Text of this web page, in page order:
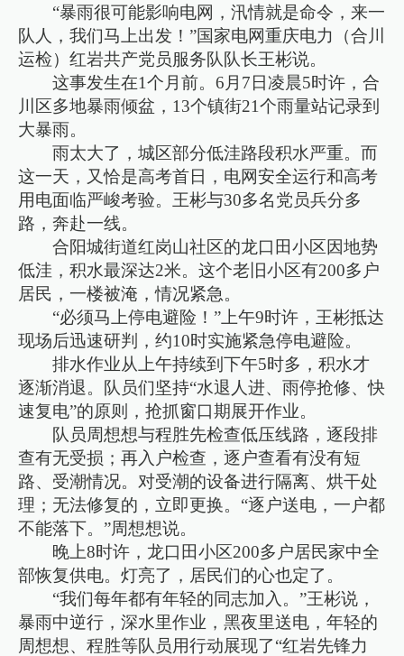
“暴雨很可能影响电网，汛情就是命令，来一
队人，我们马上出发！”国家电网重庆电力（合川
运检）红岩共产党员服务队队长王彬说。
这事发生在1个月前。6月7日凌晨5时许，合
川区多地暴雨倾盆，13个镇街21个雨量站记录到
大暴雨。
雨太大了，城区部分低洼路段积水严重。而
这一天，又恰是高考首日，电网安全运行和高考
用电面临严峻考验。王彬与30多名党员兵分多
路，奔赴一线。
合阳城街道红岗山社区的龙口田小区因地势
低洼，积水最深达2米。这个老旧小区有200多户
居民，一楼被淹，情况紧急。
“必须马上停电避险！”上午9时许，王彬抵达
现场后迅速研判，约10时实施紧急停电避险。
排水作业从上午持续到下午5时多，积水才
逐渐消退。队员们坚持“水退人进、雨停抢修、快
速复电”的原则，抢抓窗口期展开作业。
队员周想想与程胜先检查低压线路，逐段排
查有无受损；再入户检查，逐户查看有没有短
路、受潮情况。对受潮的设备进行隔离、烘干处
理；无法修复的，立即更换。“逐户送电，一户都
不能落下。”周想想说。
晚上8时许，龙口田小区200多户居民家中全
部恢复供电。灯亮了，居民们的心也定了。
“我们每年都有年轻的同志加入。”王彬说，
暴雨中逆行，深水里作业，黑夜里送电，年轻的
周想想、程胜等队员用行动展现了“红岩先锋力